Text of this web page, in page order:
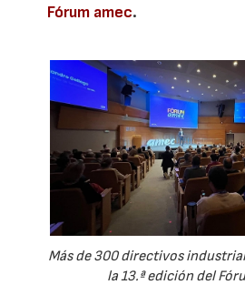
Fórum amec.
Más de 300 directivos
la 13.ª edición del